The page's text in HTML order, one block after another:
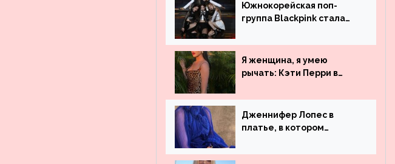
Южнокорейская поп-
группа Blackpink стала
просмотрам на YouTube.
Они обогнали даже
Джастина Бибера
Я женщина, я умею
рычать: Кэти Перри в
Дженнифер Лопес в
платье, в котором
незамеченной